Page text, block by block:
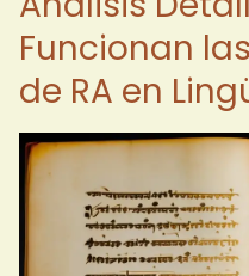
Funcionan
de RA en